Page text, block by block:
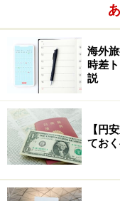
海外
時差
説
【円
てお